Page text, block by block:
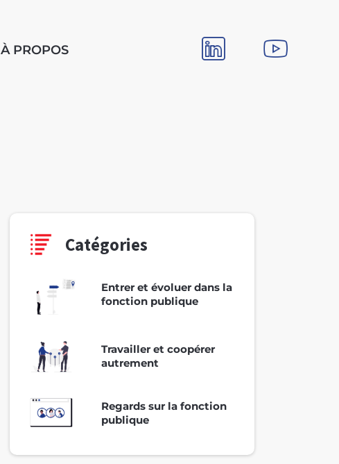
À PROPOS
Catégories
Entrer et évoluer dans la
fonction publique
Travailler et coopérer
autrement
Regards sur la fonction
publique